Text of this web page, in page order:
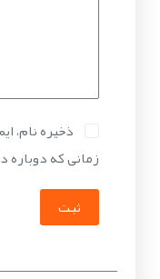
ذخیره نام،
زمانی که
ثبت